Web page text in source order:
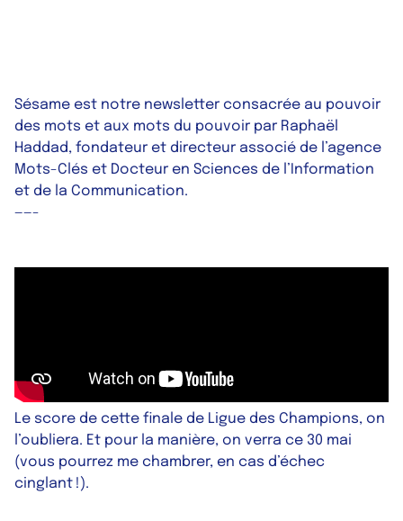
Sésame est notre newsletter consacrée au pouvoir
des mots et aux mots du pouvoir par Raphaël
Haddad, fondateur et directeur associé de l’agence
Mots-Clés et Docteur en Sciences de l’Information
et de la Communication.
——-
Le score de cette finale de Ligue des Champions, on
l’oubliera. Et pour la manière, on verra ce 30 mai
(vous pourrez me chambrer, en cas d’échec
cinglant !).